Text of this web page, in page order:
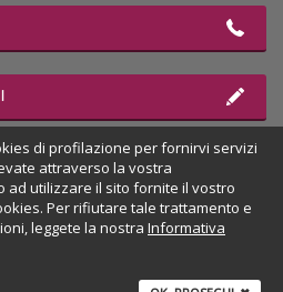
di profilazione per fornirvi servizi
attraverso la vostra
ad utilizzare il sito fornite il vostro
Per rifiutare tale trattamento e
leggete la nostra Informativa